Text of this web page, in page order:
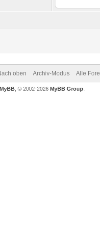
oben Archiv-Modus Alle
MyBB , © 2002-2026 MyBB Group